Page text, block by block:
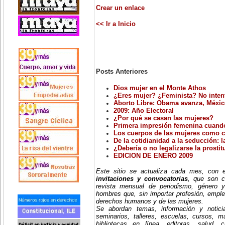
Crear un enlace
<< Ir a Inicio
Posts Anteriores
Dios mujer en el Monte Athos
¿Eres mujer? ¿Feminista? No
Aborto Libre: Obama avanza,
2009: Año Electoral
¿Por qué se casan las mujeres?
Primera impresión femenina
Los cuerpos de las mujeres como
De la cotidianidad a la seducción:
¿Debería o no legalizarse la
EDICION DE ENERO 2009
Este sitio se actualiza cada mes, con
invitaciones y convocatorias, que son
revista mensual de periodismo, género
hombres que, sin importar profesión,
derechos humanos y de las mujeres.
Se abordan temas, información y
seminarios, talleres, escuelas, cursos,